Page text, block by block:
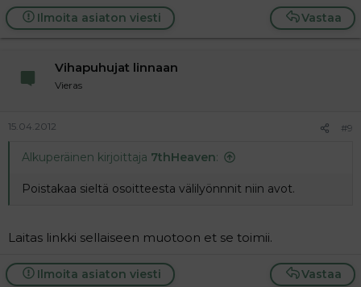
Vastaa
Ilmoita asiaton viesti
Vihapuhujat linnaan
Vieras
15.04.2012 #9
Alkuperäinen kirjoittaja 7thHeaven:
Poistakaa sieltä osoitteesta välilyönnnit niin avot.
Laitas linkki sellaiseen muotoon et se toimii.
Vastaa
Ilmoita asiaton viesti